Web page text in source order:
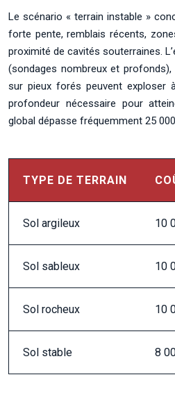
Le scénario « terrain instable »
forte pente, remblais récents,
proximité de cavités souterraines.
(sondages nombreux et
sur pieux forés peuvent exploser
profondeur nécessaire pour
global dépasse fréquemment 25
TYPE DE TERRAIN
Sol argileux 10
Sol sableux 10
Sol rocheux 10
Sol stable 8